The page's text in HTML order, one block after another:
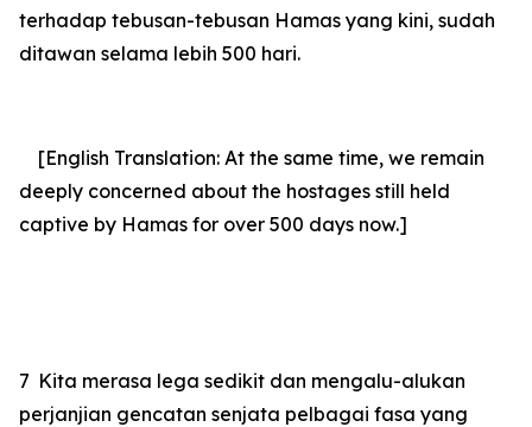
terhadap tebusan-tebusan Hamas yang kini, sudah
ditawan selama lebih 500 hari.
[English Translation: At the same time, we remain
deeply concerned about the hostages still held
captive by Hamas for over 500 days now.]
7 Kita merasa lega sedikit dan mengalu-alukan
perjanjian gencatan senjata pelbagai fasa yang